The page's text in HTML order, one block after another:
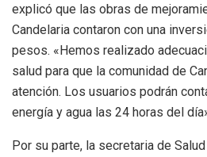
explicó que las obras de
Candelaria contaron con una
pesos. «Hemos realizado
salud para que la comunidad de
atención. Los usuarios podrán
energía y agua las 24 horas del
Por su parte, la secretaria de